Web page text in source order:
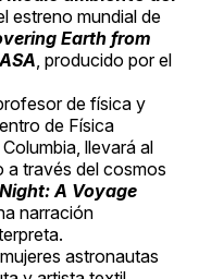
estreno mundial de
Earth from
, producido por el
de física y
de Física
llevará al
a través del cosmos
A Voyage
narración
astronautas